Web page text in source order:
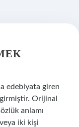
edebiyata giren
Orijinal
anlamı
iki kişi